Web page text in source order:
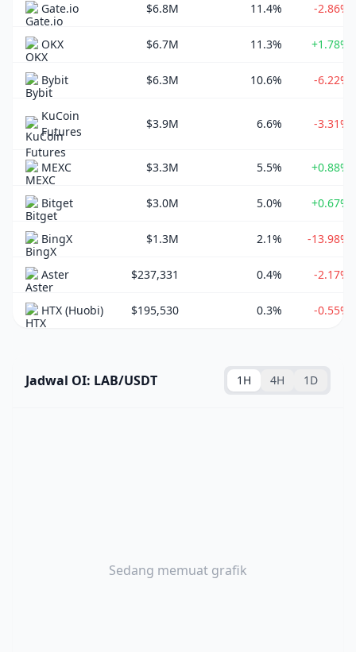
Gate.io $6.8M 11.4% -2.86%
OKX $6.7M 11.3% +1.78%
Bybit $6.3M 10.6% -6.22%
KuCoin
Futures
$3.9M 6.6% -3.31%
MEXC $3.3M 5.5% +0.88%
Bitget $3.0M 5.0% +0.67%
BingX $1.3M 2.1% -13.98%
Aster $237,331 0.4% -2.17%
HTX (Huobi) $195,530 0.3% -0.55%
Jadwal OI: LAB/USDT 1H 4H 1D
Sedang memuat grafik